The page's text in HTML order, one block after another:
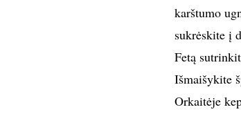
karštumo
sukrėskite į
Fetą
Išmaišykite
Orkaitėje